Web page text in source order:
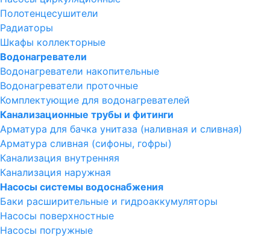
Полотенцесушители
Радиаторы
Шкафы коллекторные
Водонагреватели
Водонагреватели накопительные
Водонагреватели проточные
Комплектующие для водонагревателей
Канализационные трубы и фитинги
Арматура для бачка унитаза (наливная и сливная)
Арматура сливная (сифоны, гофры)
Канализация внутренняя
Канализация наружная
Насосы системы водоснабжения
Баки расширительные и гидроаккумуляторы
Насосы поверхностные
Насосы погружные